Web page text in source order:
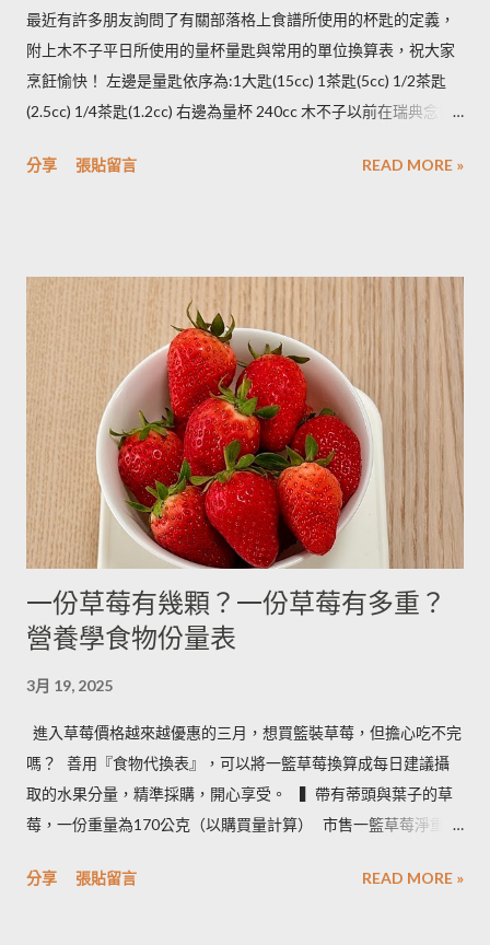
凍。必須注意的是，在馬鈴薯冷凍的過程，水分會與澱粉脫離，
所以解凍馬鈴薯塊時馬鈴薯會出水，不同的馬鈴薯品種，出水程
度不同，可依料理需求選擇；冷凍庫的幸福生活提案一書提到：
將馬鈴薯壓成泥，可以改善馬鈴薯解凍後水水軟軟的狀態。木不
被附近的馬鈴薯泥吸收。 2014/12/12補充from Patty： 1.新鮮現
落擺放三個月。...
最近有許多朋友詢問了有關部落格上食譜所使用的杯匙的定義，
附上木不子平日所使用的量杯量匙與常用的單位換算表，祝大家
烹飪愉快！ 左邊是量匙依序為:1大匙(15cc) 1茶匙(5cc) 1/2茶匙
(2.5cc) 1/4茶匙(1.2cc) 右邊為量杯 240cc 木不子以前在瑞典念書
用材料容量重量換算表 名稱 1 小匙 (1t) 1 大匙(1T) 1 杯(1cup)
3.9g --------- --------- 可可粉 2g 6g 80g 乾酵母 3.3g 10g --------- 吉
利丁粉 3.3g 10g 細鹽 4.3g 13g ---------- 細砂糖 4g 13g 170g 粗砂
糖 4g 13g 170g 糖粉 2g 6g 100g 蜂蜜 7g 22g 290g 沙拉油 4g
14g 190g 鮮奶油 5g 15g 200g 奶油 4.5g 14g 205g 酥油 4g 13g
180g 牛奶 6g 17g 210g 煉乳 6g 17.5g 240g 優格 5g 15g 210g 清
水 5g 15g 200g 可可粉 2g 6g 80g 即溶咖啡 2g 6g 70g 葡萄乾 ----
- ------- 170g 引用自 Mami的魔法廚房 ...
分享 張貼留言 READ MORE »
一份草莓有幾顆？一份草莓有多重？
營養學食物份量表
3月 19, 2025
進入草莓價格越來越優惠的三月，想買籃裝草莓，但擔心吃不完
嗎？ ​ 善用『食物代換表』，可以將一籃草莓換算成每日建議攝
取的水果分量，精準採購，開心享受。 ​ ​ ▍帶有蒂頭與葉子的草
莓，一份重量為170公克（以購買量計算） ​ 市售一籃草莓淨重為
損傷、撞傷等狀況） ​ • 1500 × 0.95 ÷ 170＝8.3 約可提供８份水
分享 張貼留言 READ MORE »